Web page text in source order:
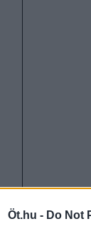
Öt.hu - Do Not